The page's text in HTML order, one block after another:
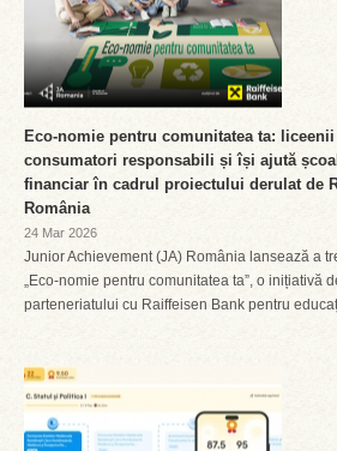
Eco-nomie pentru comunitatea ta:
consumatori responsabili și își ajută
financiar în cadrul proiectului derulat de
România
24 Mar 2026
Junior Achievement (JA) România lansează a
„Eco-nomie pentru comunitatea ta”, o inițiativă
parteneriatului cu Raiffeisen Bank pentru